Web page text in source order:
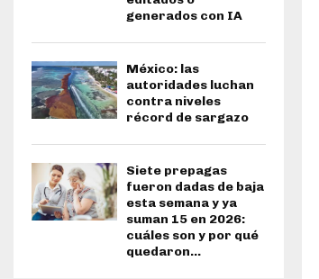
generados con IA
México: las
autoridades luchan
contra niveles
récord de sargazo
Siete prepagas
fueron dadas de baja
esta semana y ya
suman 15 en 2026:
cuáles son y por qué
quedaron...